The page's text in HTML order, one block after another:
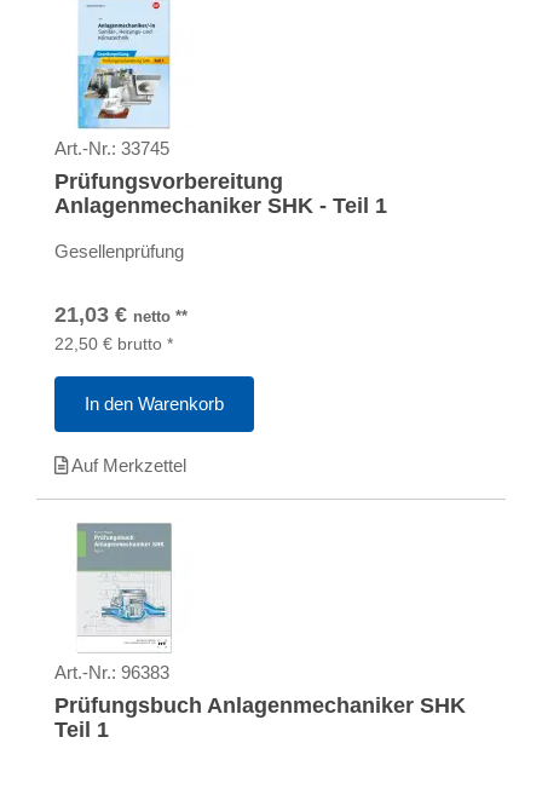
Art.-Nr.: 33745
Prüfungsvorbereitung
Anlagenmechaniker SHK - Teil 1
Gesellenprüfung
21,03 € netto **
22,50 € brutto *
In den Warenkorb
Auf Merkzettel
Art.-Nr.: 96383
Prüfungsbuch Anlagenmechaniker SHK
Teil 1